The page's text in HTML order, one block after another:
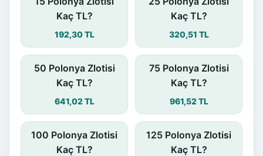
Kaç TL?
192,30 TL
Kaç TL?
320,51 TL
50 Polonya Zlotisi
Kaç TL?
641,02 TL
75 Polonya Zlotisi
Kaç TL?
961,52 TL
100 Polonya Zlotisi
Kaç TL?
125 Polonya Zlotisi
Kaç TL?